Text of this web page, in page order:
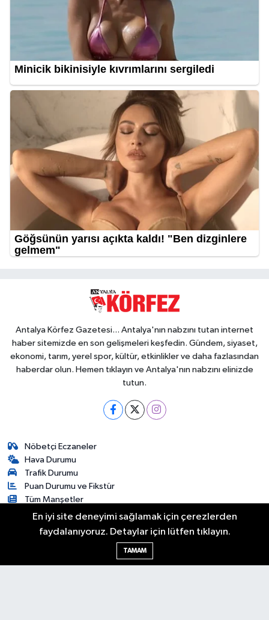
Antalya Körfez Gazetesi... Antalya'nın nabzını tutan internet
haber sitemizde en son gelişmeleri keşfedin. Gündem, siyaset,
ekonomi, tarım, yerel spor, kültür, etkinlikler ve daha fazlasından
haberdar olun. Hemen tıklayın ve Antalya'nın nabzını elinizde
tutun.
Nöbetçi Eczaneler
Hava Durumu
Trafik Durumu
Puan Durumu ve Fikstür
Tüm Manşetler
Son Dakika Haberleri
Yerel Yönetim
En iyi site deneyimi sağlamak için çerezlerden
faydalanıyoruz. Detaylar için lütfen tıklayın.
TAMAM